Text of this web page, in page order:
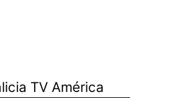
TV América